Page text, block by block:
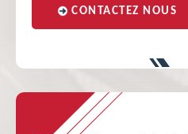
CONTACTEZ NOUS